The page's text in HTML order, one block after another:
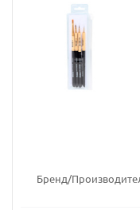
Бренд/